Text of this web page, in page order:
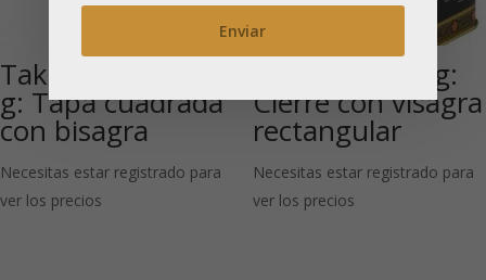
Take a break 100
g: Tapa cuadrada
con bisagra
Necesitas estar registrado para
ver los precios
Black Jap 100 g:
Cierre con visagra
rectangular
Necesitas estar registrado para
ver los precios